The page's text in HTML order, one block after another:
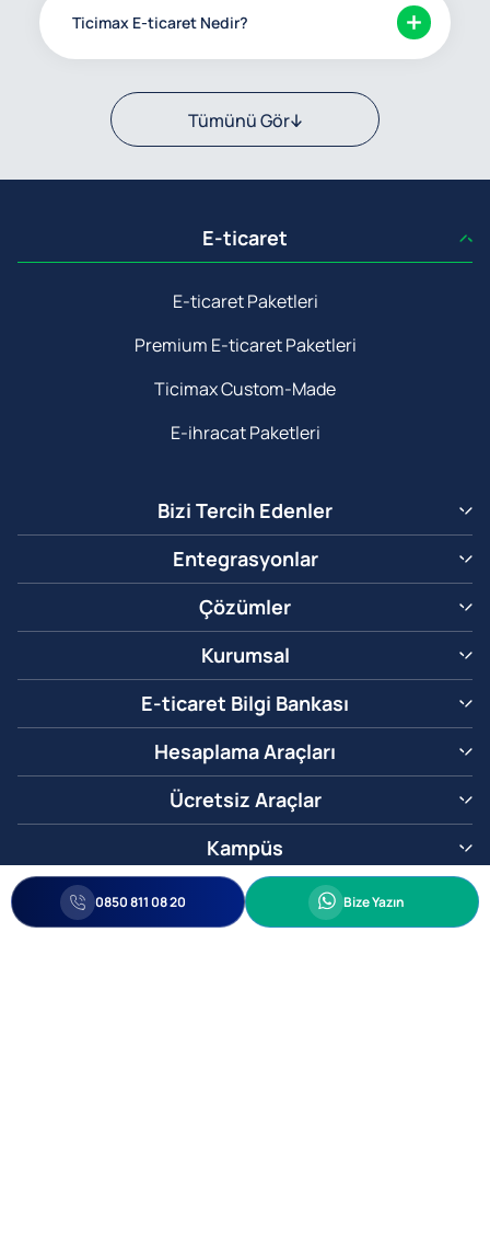
Ticimax E-ticaret Nedir?
Tümünü Gör
E-ticaret
E-ticaret Paketleri
Premium E-ticaret Paketleri
Ticimax Custom-Made
E-ihracat Paketleri
Bizi Tercih Edenler
Entegrasyonlar
Çözümler
Kurumsal
E-ticaret Bilgi Bankası
Hesaplama Araçları
Ücretsiz Araçlar
Kampüs
0850 811 08 20 Whatsapp
Bize Yazın
0850 811 08 20